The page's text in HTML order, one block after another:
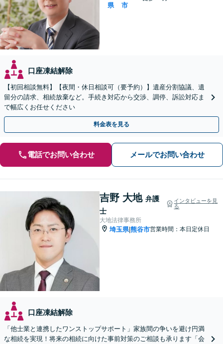
県 市
口座凍結解除
【初回相談無料】【夜間・休日相談可（要予約）】遺産分割協議、遺
留分の請求、相続放棄など。手続き対応から交渉、調停、訴訟対応ま
で幅広くお任せください
料金表を見る
電話でお問い合わせ メールでお問い合わせ
吉野 大地 弁護
士
インタビューを見
る
大地法律事務所
埼玉県|熊谷市営業時間：本日定休日
口座凍結解除
「他士業と連携したワンストップサポート」家族間の争いを避け円満
な相続を実現！将来の相続に向けた事前対策のご相談も承ります「会